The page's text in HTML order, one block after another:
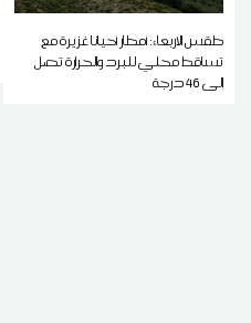
طقس الاربعاء: أمطار أحيانا غزيرة مع
تساقط محلي للبرد والحرارة تصل
إلى 46 درجة